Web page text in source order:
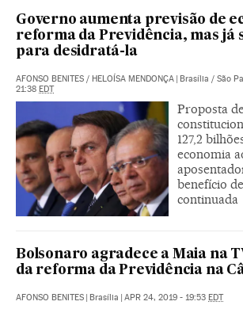
Governo aumenta previsão de
reforma da Previdência, mas já
para desidratá-la
AFONSO BENITES / HELOÍSA MENDONÇA Brasília / São
21:38 EDT
Proposta
127,2
economia
benefício
continuada
Bolsonaro agradece a Maia na
da reforma da Previdência na
AFONSO BENITES Brasília APR 24, 2019 - 19:53 EDT